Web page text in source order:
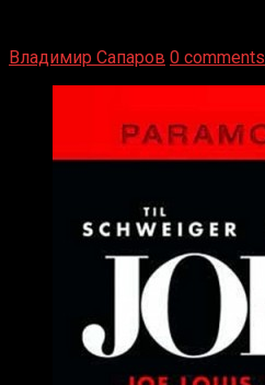
Владимир Сапаров 0 comments